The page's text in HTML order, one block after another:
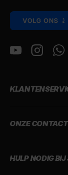
VOLG ONS ⤸
YouTubeInstagram
ONZE
HULP NODIG